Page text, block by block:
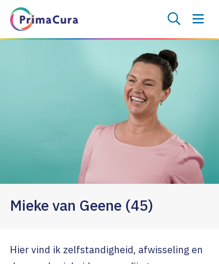
Mieke van Geene (45)
Hier vind ik zelfstandigheid, afwisseling en